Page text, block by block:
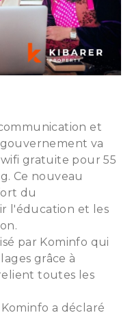
et
va
gratuite pour 55
Ce nouveau
du
l'éducation et les
par Kominfo qui
grâce à
toutes les
a déclaré